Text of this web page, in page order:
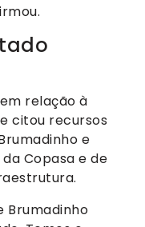
relação à
citou recursos
e
Copasa e de
Brumadinho